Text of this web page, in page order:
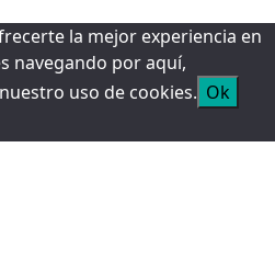
la mejor experiencia en
navegando por aquí,
uso de cookies. Ok